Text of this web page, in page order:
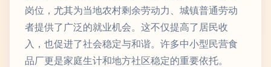
岗位，尤其为当地农村剩余劳动力、城镇普通劳动
者提供了广泛的就业机会。这不仅提高了居民收
入，也促进了社会稳定与和谐。许多中小型民营食
品厂更是家庭生计和地方社区稳定的重要依托。